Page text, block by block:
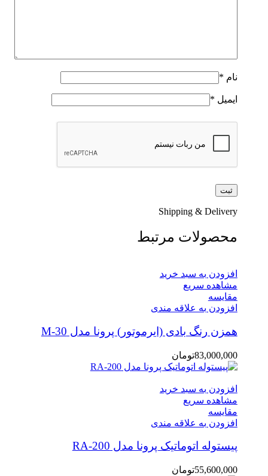
نام *
ایمیل *
Shipping & Delivery
محصولات مرتبط
افزودن به سبد خرید
مشاهده سریع
مقایسه
افزودن به علاقه مندی
همزن رنگ بادی (ایرموتور) پرونا مدل M-30
83,000,000تومان
افزودن به سبد خرید
مشاهده سریع
مقایسه
افزودن به علاقه مندی
پیستوله اتوماتیک پرونا مدل RA-200
55,600,000تومان